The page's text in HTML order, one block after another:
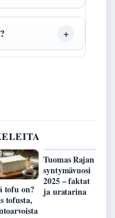
tofu on?
tofusta,
Tuomas Rajan
syntymävuosi
2025 – faktat
ja uratarina